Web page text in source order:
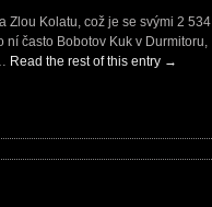
Zlou Kolatu, což je se svými 2 534
ní často Bobotov Kuk v Durmitoru,
Read the rest of this entry →